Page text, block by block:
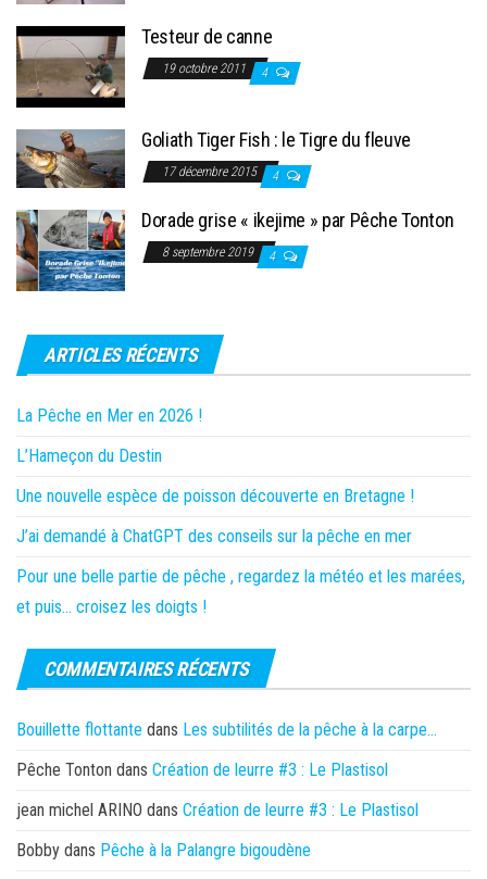
Testeur de canne
19 octobre 2011 4
Goliath Tiger Fish : le Tigre du fleuve
17 décembre 2015 4
Dorade grise « ikejime » par Pêche Tonton
8 septembre 2019 4
ARTICLES RÉCENTS
La Pêche en Mer en 2026 !
L’Hameçon du Destin
Une nouvelle espèce de poisson découverte en Bretagne !
J’ai demandé à ChatGPT des conseils sur la pêche en mer
Pour une belle partie de pêche , regardez la météo et les marées,
et puis… croisez les doigts !
COMMENTAIRES RÉCENTS
Bouillette flottante dans Les subtilités de la pêche à la carpe…
Pêche Tonton dans Création de leurre #3 : Le Plastisol
jean michel ARINO dans Création de leurre #3 : Le Plastisol
Bobby dans Pêche à la Palangre bigoudène